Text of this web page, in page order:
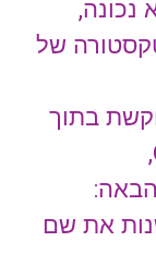
של
בתוך
,
את שם